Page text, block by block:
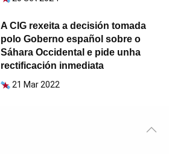
A CIG rexeita a decisión tomada
polo Goberno español sobre o
Sáhara Occidental e pide unha
rectificación inmediata
21 Mar 2022